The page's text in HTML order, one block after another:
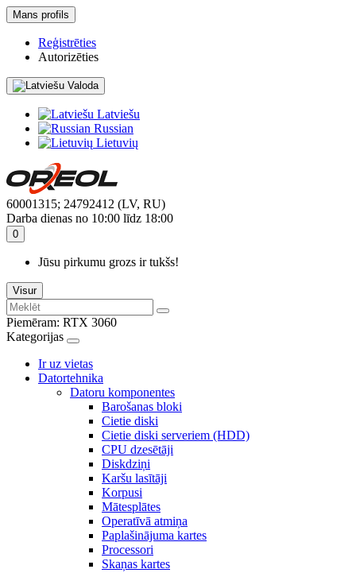
Mans profils
Reģistrēties
Autorizēties
Valoda
Latviešu
Russian
Lietuvių
60001315; 24792412 (LV, RU)
Darba dienas no 10:00 līdz 18:00
0
Jūsu pirkumu grozs ir tukšs!
Visur
Piemēram: RTX 3060
Kategorijas
Ir uz vietas
Datortehnika
Datoru komponentes
Barošanas bloki
Cietie diski
Cietie diski serveriem (HDD)
CPU dzesētāji
Diskdziņi
Karšu lasītāji
Korpusi
Mātesplātes
Operatīvā atmiņa
Paplašinājuma kartes
Processori
Skaņas kartes